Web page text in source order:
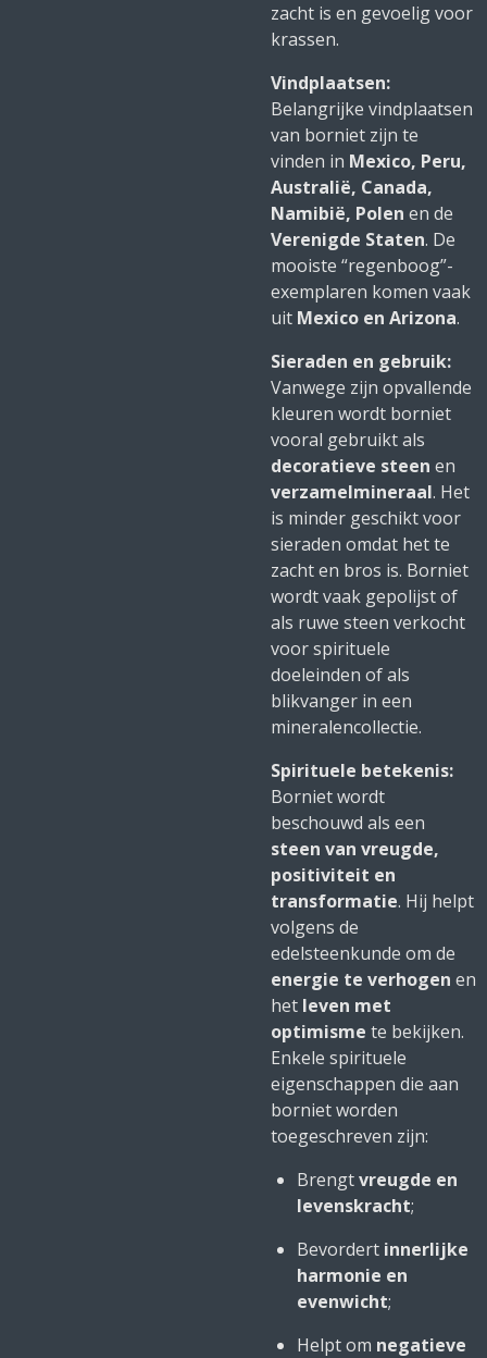
zacht is en gevoelig voor
krassen.
Vindplaatsen:
Belangrijke vindplaatsen
van borniet zijn te
vinden in Mexico, Peru,
Australië, Canada,
Namibië, Polen en de
Verenigde Staten. De
mooiste “regenboog”-
exemplaren komen vaak
uit Mexico en Arizona.
Sieraden en gebruik:
Vanwege zijn opvallende
kleuren wordt borniet
vooral gebruikt als
decoratieve steen en
verzamelmineraal. Het
is minder geschikt voor
sieraden omdat het te
zacht en bros is. Borniet
wordt vaak gepolijst of
als ruwe steen verkocht
voor spirituele
doeleinden of als
blikvanger in een
mineralencollectie.
Spirituele betekenis:
Borniet wordt
beschouwd als een
steen van vreugde,
positiviteit en
transformatie. Hij helpt
volgens de
edelsteenkunde om de
energie te verhogen en
het leven met
optimisme te bekijken.
Enkele spirituele
eigenschappen die aan
borniet worden
toegeschreven zijn:
Brengtvreugde en
levenskracht;
Bevordert innerlijke
harmonie en
evenwicht;
Helpt om negatieve